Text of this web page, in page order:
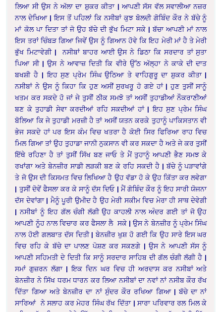
ਲਿਆ ਸੀ ਉਸ ਨੇ ਅੱਲਾ ਦਾ ਸ਼ੁਕਰ ਕੀਤਾ | ਆਪਣੀ ਸੱਸ ਵੱਲ ਸਵਾਲੀਆ ਨਜ਼ਰ
ਨਾਲ ਦੇਖਿਆ | ਇਸ ਤੋਂ ਪਹਿਲਾਂ ਕਿ ਨਸੀਬਾਂ ਕੁਝ ਬੋਲਦੀ ਗੋਬਿੰਦ ਕੌਰ ਨੇ ਬੱਚੇ ਨੂੰ
ਮਾਂ ਕੋਲ ਪਾ ਦਿਤਾ ਤਾਂ ਜੋ ਉਹ ਬੱਚੇ ਦੀ ਭੁੱਖ ਮਿਟਾ ਸਕੇ | ਬੱਚਾ ਆਪਣੀ ਮਾਂ ਨਾਲ
ਇਸ ਤਰਾਂ ਚਿੰਬੜ ਗਿਆ ਜਿਵੇਂ ਉਸ ਨੂੰ ਗਿਆਨ ਹੋਵੇ ਕਿ ਇਹ ਮੇਰੀ ਮਾਂ ਹੈ ਤੇ ਮੇਰੀ
ਭੁੱਖ ਮਿਟਾਵੇਗੀ | ਨਸੀਬਾਂ ਬਾਹਰ ਆਈ ਉਸ ਨੇ ਡਿਠਾ ਕਿ ਸਰਦਾਰ ਤਾਂ ਸੁਤਾ
ਪਿਆ ਸੀ | ਉਸ ਨੇ ਆਵਾਜ਼ ਦਿਤੀ ਕਿ ਵੀਰੇ ਉੱਠ ਅੱਲ੍ਹਾ ਨੇ ਕਾਕੇ ਦੀ ਦਾਤ
ਬਖਸ਼ੀ ਹੈ | ਇਹ ਸੁਣ ਪ੍ਰੇਮ ਸਿੰਘ ਉਠਿਆ ਤੇ ਵਾਹਿਗੁਰੂ ਦਾ ਸ਼ੁਕਰ ਕੀਤਾ |
ਨਸੀਬਾਂ ਨੇ ਉਸ ਨੂੰ ਕਿਹਾ ਕਿ ਹੁਣ ਅਸੀਂ ਸੁਰਖਰੂ ਹੋ ਗਏ ਹਾਂ | ਹੁਣ ਤੁਸੀਂ ਸਾਨੂੰ
ਖਤਮ ਕਰ ਸਕਦੇ ਹੋ ਜਾਂ ਜੇ ਤੁਸੀਂ ਠੀਕ ਸਮਝੋ ਤਾਂ ਅਸੀਂ ਤੁਹਾਡੀਆਂ ਨੌਕਰਾਣੀਆਂ
ਬਣ ਕੇ ਤੁਹਾਡੀ ਸੇਵਾ ਕਰਦੀਆਂ ਰਹਿ ਸਕਦੀਆਂ ਹਾਂ | ਇਹ ਸੁਣ ਪ੍ਰੇਮ ਸਿੰਘ
ਬੋਲਿਆ ਕਿ ਜੇ ਤੁਹਾਡੀ ਮਰਜ਼ੀ ਹੈ ਤਾਂ ਅਸੀਂ ਯਤਨ ਕਰਕੇ ਤੁਹਾਨੂੰ ਪਾਕਿਸਤਾਨ ਵੀ
ਭੇਜ ਸਕਦੇ ਹਾਂ ਪਰ ਇਸ ਕੰਮ ਵਿਚ ਖਤਰਾ ਹੈ ਕੋਈ ਸਿਰ ਫਿਰਿਆ ਰਾਹ ਵਿਚ
ਮਿਲ ਗਿਆ ਤਾਂ ਉਹ ਤੁਹਾਡਾ ਜਾਨੀ ਨੁਕਸਾਨ ਵੀ ਕਰ ਸਕਦਾ ਹੈ ਅਤੇ ਜੇ ਕਰ ਤੁਸੀਂ
ਇੱਥੇ ਰਹਿਣਾ ਹੈ ਤਾਂ ਤੁਸੀਂ ਸਿੱਖ ਬਣ ਜਾਓ ਤੇ ਮੈਂ ਤੁਹਾਨੂੰ ਆਪਣੀ ਭੈਣ ਸਮਝ ਕੇ
ਰਖਾਂਗਾ ਅਤੇ ਬੇਨਜ਼ੀਰ ਸਾਡੀ ਲੜਕੀ ਬਣ ਕੇ ਰਹਿ ਸਕਦੀ ਹੈ | ਬੱਚੇ ਨੂੰ ਪੜਾਵਾਂਗੇ
ਤੇ ਜੋ ਉਸ ਦੀ ਕਿਸਮਤ ਵਿਚ ਲਿਖਿਆ ਹੈ ਉਹ ਵੱਡਾ ਹੋ ਕੇ ਉਹ ਕਿੱਤਾ ਕਰ ਲਵੇਗਾ
| ਤੁਸੀਂ ਦੋਵੇਂ ਫੈਸਲਾ ਕਰ ਕੇ ਸਾਨੂੰ ਦੱਸ ਦਿਓ | ਮੈਂ ਗੋਬਿੰਦ ਕੌਰ ਨੂੰ ਇਹ ਸਾਰੀ ਯੋਜਨਾ
ਦੱਸ ਦੇਵਾਂਗਾ | ਮੈਨੂੰ ਪੂਰੀ ਉਮੀਦ ਹੈ ਉਹ ਮੇਰੀ ਸਕੀਮ ਵਿਚ ਮੇਰਾ ਹੀ ਸਾਥ ਦੇਵੇਗੀ
| ਨਸੀਬਾਂ ਨੂੰ ਇਹ ਗੱਲ ਚੰਗੀ ਲੱਗੀ ਉਹ ਕਾਹਲੀ ਨਾਲ ਅੰਦਰ ਗਈ ਤਾਂ ਜੋ ਉਹ
ਆਪਣੀ ਨੂੰਹ ਨਾਲ ਵਿਚਾਰ ਕਰ ਫੈਸਲਾ ਲੈ ਸਕੇ | ਉਸ ਨੇ ਬੇਨਜ਼ੀਰ ਨੂੰ ਪ੍ਰੇਮ ਸਿੰਘ
ਨਾਲ ਹੋਈ ਗਲਬਾਤ ਦੱਸ ਦਿਤੀ | ਬੇਨਜ਼ੀਰ ਖੁਸ਼ ਹੋ ਗਈ ਕਿ ਉਹ ਸਾਰੇ ਇਸ ਘਰ
ਵਿਚ ਰਹਿ ਕੇ ਬੱਚੇ ਦਾ ਪਾਲਣ ਪੋਸ਼ਣ ਕਰ ਸਕਣਗੇ | ਉਸ ਨੇ ਆਪਣੀ ਸੱਸ ਨੂੰ
ਆਪਣੀ ਸਹਿਮਤੀ ਦੇ ਦਿਤੀ ਕਿ ਸਾਨੂੰ ਸਰਦਾਰ ਸਾਹਿਬ ਦੀ ਗੱਲ ਚੰਗੀ ਲੱਗੀ ਹੈ |
ਸਮਾਂ ਗੁਜ਼ਰਨ ਲੱਗਾ | ਇਕ ਦਿਨ ਘਰ ਵਿਚ ਹੀ ਅਰਦਾਸ ਕਰ ਨਸੀਬਾਂ ਅਤੇ
ਬੇਨਜ਼ੀਰ ਨੇ ਸਿੱਖ ਧਰਮ ਧਾਰਨ ਕਰ ਲਿਆ ਨਸੀਬਾਂ ਦਾ ਨਵਾਂ ਨਾਂ ਨਸੀਬ ਕੌਰ ਰੱਖ
ਦਿੱਤਾ ਗਿਆ ਅਤੇ ਬੇਨਜ਼ੀਰ ਦਾ ਨਾਂ ਸੁੰਦਰ ਕੌਰ ਰਖਿਆ ਗਿਆ | ਬੱਚੇ ਦਾ ਨਾਂ
ਸਾਰਿਆਂ ਨੇ ਸਲਾਹ ਕਰ ਮੇਹਰ ਸਿੰਘ ਰੱਖ ਦਿੱਤਾ | ਸਾਰਾ ਪਰਿਵਾਰ ਰਲ ਮਿਲ ਕੇ